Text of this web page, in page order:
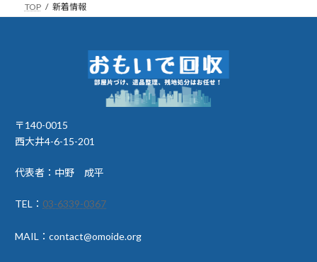
ペTOP 新着情報
〒140-0015
西大井4-6-15-201
代表者：中野 成平
TEL： 03-6339-0367
MAIL：contact@omoide.org